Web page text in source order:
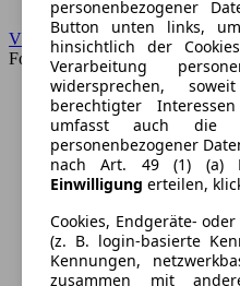
VW
Forum
personenbezogener
Button unten links,
hinsichtlich der
Verarbeitung
widersprechen,
berechtigter
umfasst auch die
personenbezogener
nach Art. 49 (1) (a)
Einwilligung erteilen,
Cookies, Endgeräte-
(z. B. login-basierte
Kennungen,
zusammen mit